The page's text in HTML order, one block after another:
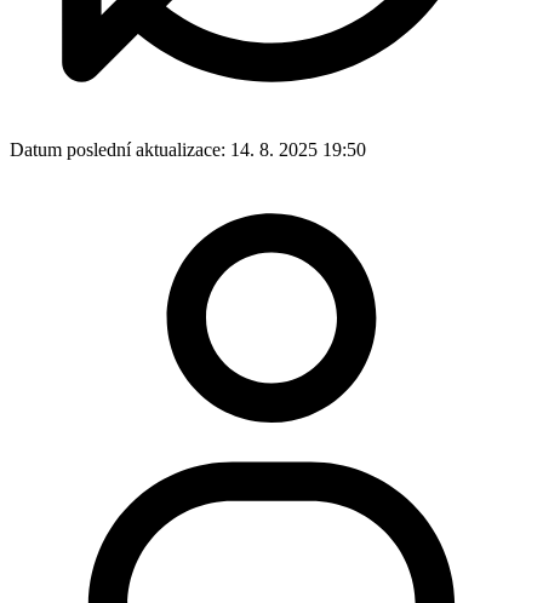
Datum poslední aktualizace: 14. 8. 2025 19:50